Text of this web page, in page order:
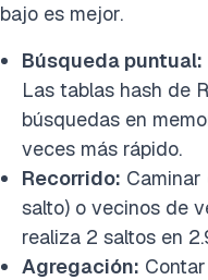
bajo es mejor.
Búsqueda puntual:
Las tablas hash de
búsquedas en
veces más rápido.
Recorrido: Caminar
salto) o vecinos de
realiza 2 saltos en
Agregación: